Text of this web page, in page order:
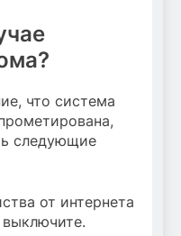
что система
следующие
от интернета